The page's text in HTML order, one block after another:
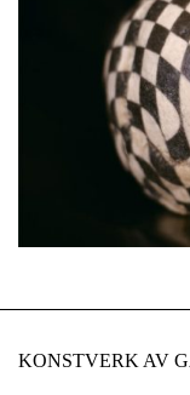
KONSTVERK AV